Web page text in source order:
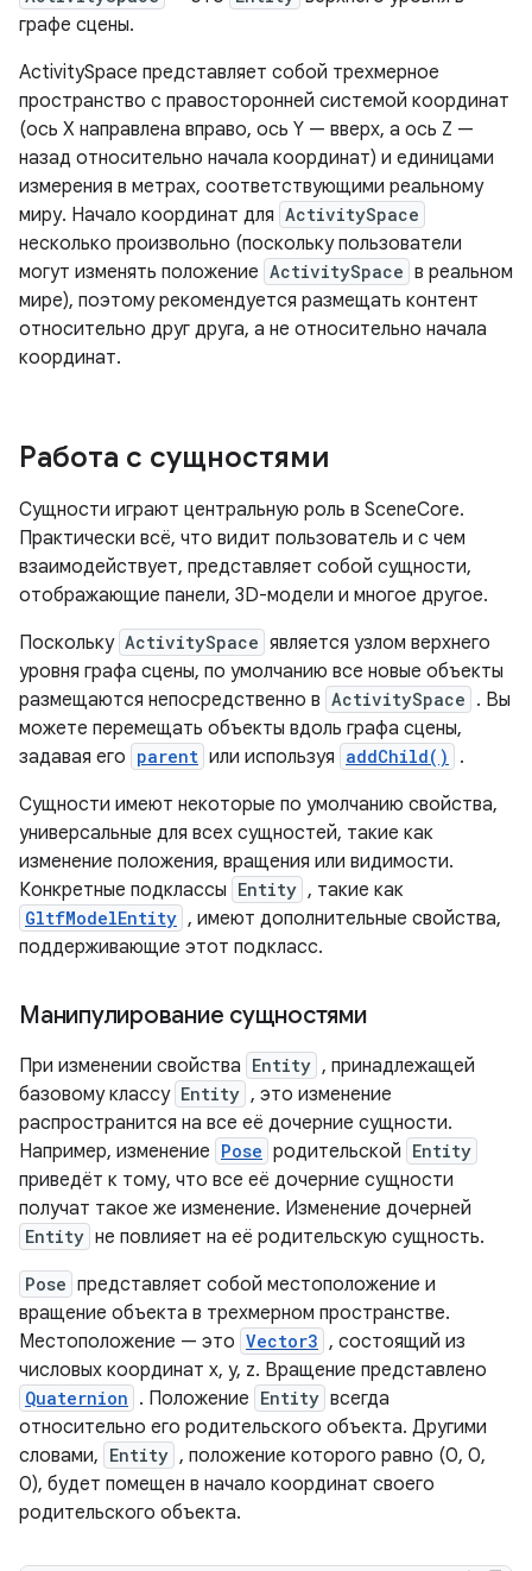
графе сцены.
ActivitySpace представляет собой трехмерное
пространство с правосторонней системой координат
(ось X направлена ​​вправо, ось Y — вверх, а ось Z —
назад относительно начала координат) и единицами
измерения в метрах, соответствующими реальному
миру. Начало координат для ActivitySpace
несколько произвольно (поскольку пользователи
могут изменять положение ActivitySpace в реальном
мире), поэтому рекомендуется размещать контент
относительно друг друга, а не относительно начала
координат.
Работа с сущностями
Сущности играют центральную роль в SceneCore.
Практически всё, что видит пользователь и с чем
взаимодействует, представляет собой сущности,
отображающие панели, 3D-модели и многое другое.
Поскольку ActivitySpace является узлом верхнего
уровня графа сцены, по умолчанию все новые объекты
размещаются непосредственно в ActivitySpace . Вы
можете перемещать объекты вдоль графа сцены,
задавая его parent или используя addChild()
.
Сущности имеют некоторые по умолчанию свойства,
универсальные для всех сущностей, такие как
изменение положения, вращения или видимости.
Конкретные подклассы Entity , такие как
GltfModelEntity , имеют дополнительные свойства,
поддерживающие этот подкласс.
Манипулирование сущностями
При изменении свойства Entity , принадлежащей
базовому классу Entity , это изменение
распространится на все её дочерние сущности.
Например, изменение Pose родительской Entity
приведёт к тому, что все её дочерние сущности
получат такое же изменение. Изменение дочерней
Entity не повлияет на её родительскую сущность.
Pose представляет собой местоположение и
вращение объекта в трехмерном пространстве.
Местоположение — это Vector3 , состоящий из
числовых координат x, y, z. Вращение представлено
Quaternion . Положение Entity всегда
относительно его родительского объекта. Другими
словами, Entity , положение которого равно (0, 0,
0), будет помещен в начало координат своего
родительского объекта.